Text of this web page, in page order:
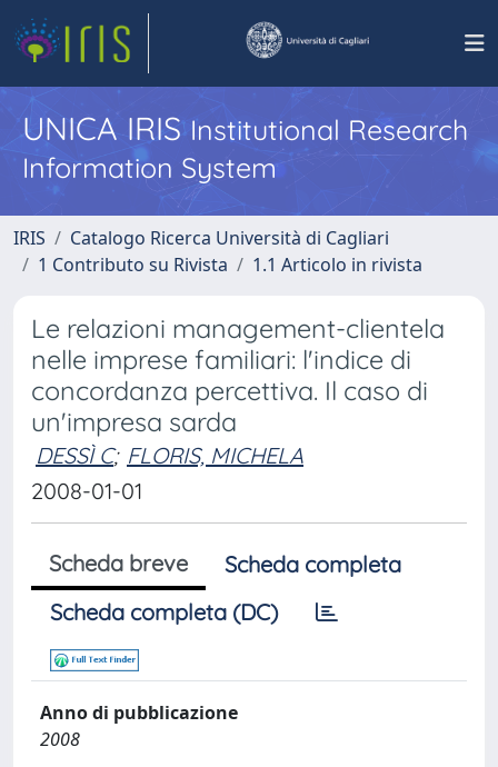
UNICA IRISInstitutional Research
Information System
IRIS
Catalogo Ricerca Università di Cagliari
1 Contributo su Rivista
1.1 Articolo in rivista
Le relazioni management-clientela
nelle imprese familiari: l'indice di
concordanza percettiva. Il caso di
un'impresa sarda
DESSÌ C; FLORIS, MICHELA
2008-01-01
Scheda breve
Scheda completa
Scheda completa (DC)
Anno di pubblicazione
2008